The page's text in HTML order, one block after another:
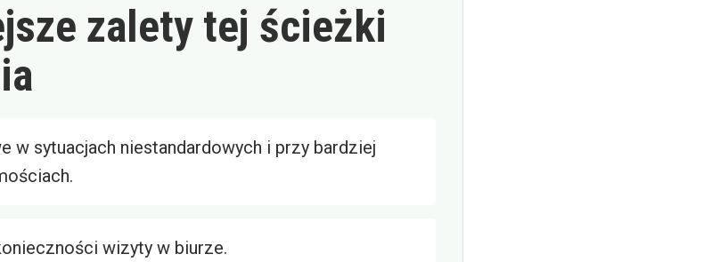
zalety tej ścieżki
w sytuacjach niestandardowych i przy bardziej
wizyty w biurze.